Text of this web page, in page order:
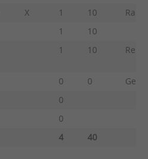
X 1 10
1
10
1 10
0 0
0
0
4
40